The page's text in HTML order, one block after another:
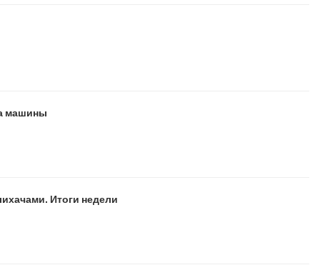
машины
Итоги недели